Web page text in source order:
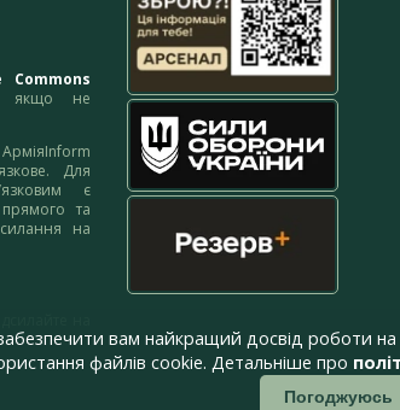
Commons
якщо не
Для
є
та
на
вам найкращий досвід роботи
файлів cookie. Детальніше про
Погоджуюсь